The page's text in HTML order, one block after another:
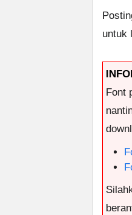
untuk
Font